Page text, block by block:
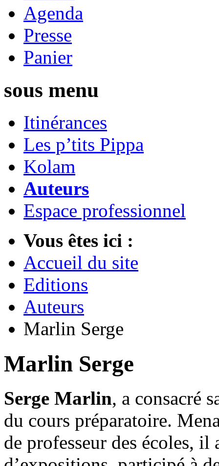
Agenda
Presse
Panier
sous menu
Itinérances
Les p’tits Pippa
Kolam
Auteurs
Espace professionnel
Vous êtes ici :
Accueil du site
Editions
Auteurs
Marlin Serge
Marlin Serge
Serge Marlin, a consacré
du cours préparatoire.
de professeur des écoles, il